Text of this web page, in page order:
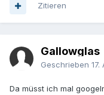
Zitieren
Gallowglas
Geschrieben 17.
Da müsst ich mal